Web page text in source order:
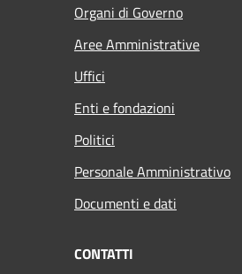
Organi di Governo
Aree Amministrative
Uffici
Enti e fondazioni
Politici
Personale Amministrativo
Documenti e dati
CONTATTI